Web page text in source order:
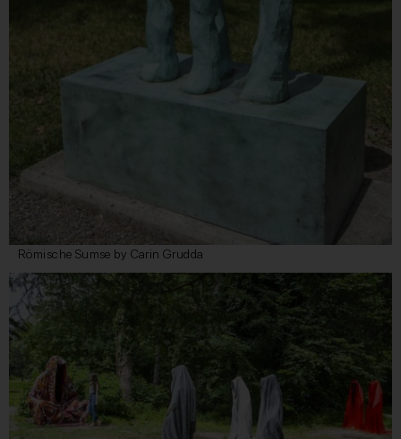
Römische Sumse by Carin Grudda